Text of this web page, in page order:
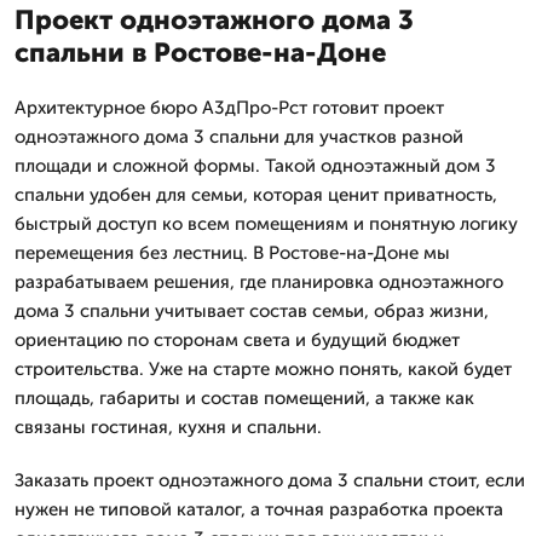
Проект одноэтажного дома 3
спальни в Ростове-на-Доне
Архитектурное бюро А3дПро-Рст готовит проект
одноэтажного дома 3 спальни для участков разной
площади и сложной формы. Такой одноэтажный дом 3
спальни удобен для семьи, которая ценит приватность,
быстрый доступ ко всем помещениям и понятную логику
перемещения без лестниц. В Ростове-на-Доне мы
разрабатываем решения, где планировка одноэтажного
дома 3 спальни учитывает состав семьи, образ жизни,
ориентацию по сторонам света и будущий бюджет
строительства. Уже на старте можно понять, какой будет
площадь, габариты и состав помещений, а также как
связаны гостиная, кухня и спальни.
Заказать проект одноэтажного дома 3 спальни стоит, если
нужен не типовой каталог, а точная разработка проекта